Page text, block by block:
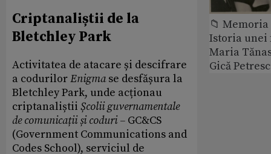
Criptanaliștii de la
Bletchley Park
Activitatea de atacare și descifrare
a codurilorEnigmase desfășura la
Bletchley Park, unde acționau
criptanaliștii Școlii guvernamentale
de comunicații și coduri – GC&CS
(Government Communications and
Codes School), serviciul de
📁
Istoria
Maria
Gică